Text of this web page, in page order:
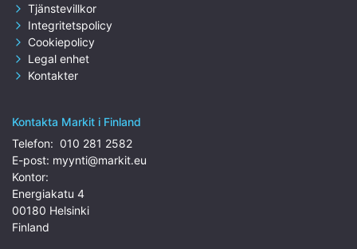
Tjänstevillkor
Integritetspolicy
Cookiepolicy
Legal enhet
Kontakter
Kontakta Markit i Finland
Telefon: 010 281 2582
E-post: myynti@markit.eu
Kontor:
Energiakatu 4
00180 Helsinki
Finland